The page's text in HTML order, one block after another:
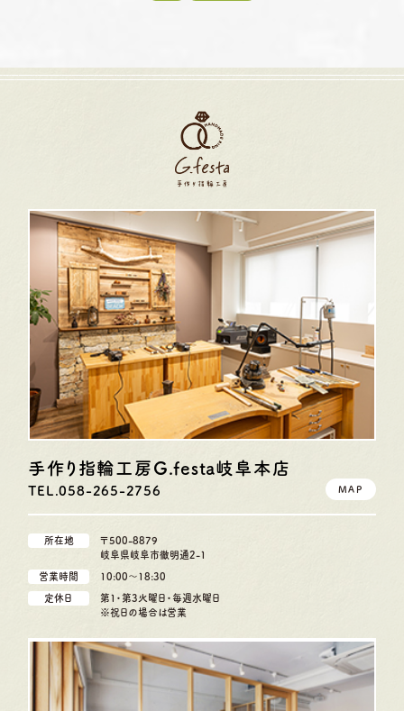
手作り指輪工房G.festa岐阜本店
TEL.058-265-2756 MAP
所在地
〒500-8879
岐阜県岐阜市徹明通2-1
営業時間 10:00〜18:30
定休日
第1・第3火曜日・毎週水曜日
※祝日の場合は営業